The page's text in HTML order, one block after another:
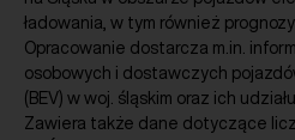
ładowania, w tym również
Opracowanie dostarcza m.in.
osobowych i dostawczych
(BEV) w woj. śląskim oraz ich
Zawiera także dane dotyczące